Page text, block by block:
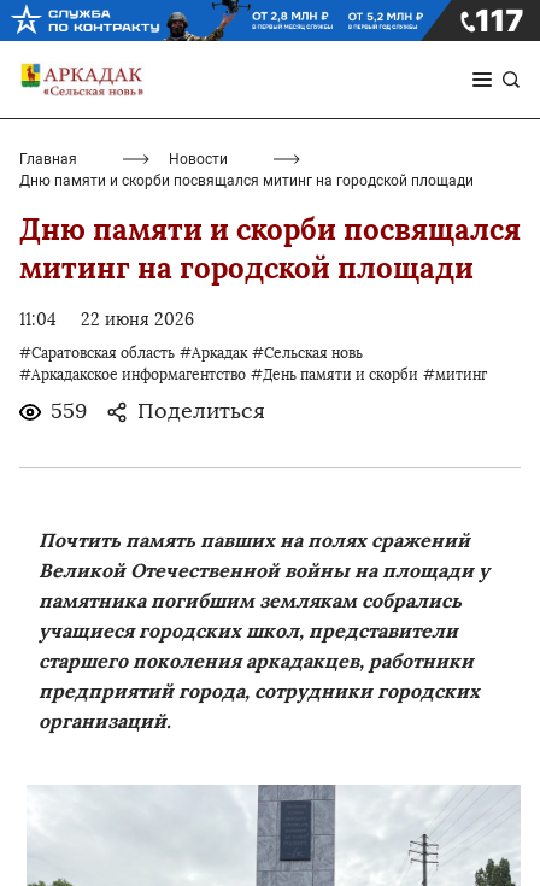
Главная
Новости
Дню памяти и скорби посвящался митинг на городской площади
Дню памяти и скорби посвящался
митинг на городской площади
11:04 22 июня 2026
#Саратовская область #Аркадак #Сельская новь
#Аркадакское информагентство #День памяти и скорби #митинг
559 Поделиться
Почтить память павших на полях сражений
Великой Отечественной войны на площади у
памятника погибшим землякам собрались
учащиеся городских школ, представители
старшего поколения аркадакцев, работники
предприятий города, сотрудники городских
организаций.